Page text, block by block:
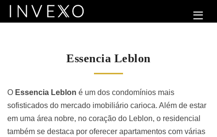
Essencia Leblon
O Essencia Leblon é um dos condomínios mais
sofisticados do mercado imobiliário carioca. Além de estar
em uma área nobre, no coração do Leblon, o residencial
também se destaca por oferecer apartamentos com várias